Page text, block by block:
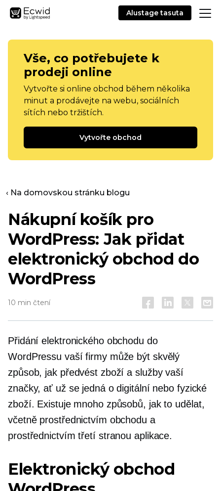
Alustage tasuta
Vše, co potřebujete k
prodeji online
Vytvořte si online obchod během několika
minut a prodávejte na webu, sociálních
sítích nebo tržištích.
Vytvořte obchod
‹ Na domovskou stránku blogu
Nákupní košík pro
WordPress: Jak přidat
elektronický obchod do
WordPress
10 min čtení
Přidání elektronického obchodu do
WordPressu vaší firmy může být skvělý
způsob, jak předvést zboží a služby vaší
značky, ať už se jedná o digitální nebo fyzické
zboží. Existuje mnoho způsobů, jak to udělat,
včetně prostřednictvím obchodu a
prostřednictvímtřetí stranou aplikace.
Elektronický obchod